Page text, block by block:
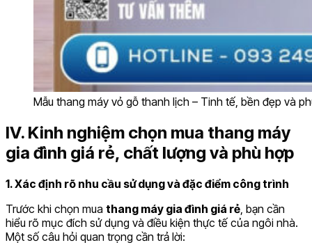
Mẫu thang máy vỏ gỗ thanh lịch – Tinh tế, bền đẹp và
IV. Kinh nghiệm chọn mua thang máy
gia đình giá rẻ, chất lượng và phù hợp
1. Xác định rõ nhu cầu sử dụng và đặc điểm công trình
Trước khi chọn mua thang máy gia đình giá rẻ , bạn cần
hiểu rõ mục đích sử dụng và điều kiện thực tế của ngôi nhà.
Một số câu hỏi quan trọng cần trả lời: